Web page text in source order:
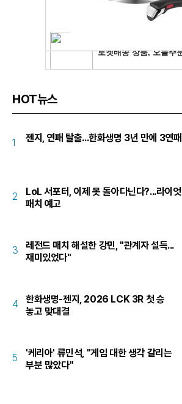
HOT뉴스
1 젠지, 연패 탈출...한화생명 3년 만에 3연패
2
LoL 서포터, 이제 못 돌아다닌다?...라이엇
패치 예고
3
레전드 매치 해설한 강민, "관계자 설득...
재미있었다"
4
한화생명-젠지, 2026 LCK 3R 첫 승
놓고 맞대결
5
'케리아' 류민석, "게임 대한 생각 갈리는
부분 많았다"